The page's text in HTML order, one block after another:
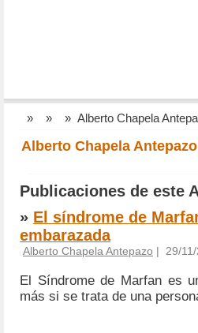
» » » Alberto Chapela
Alberto Chapela Antepazo
Publicaciones de este
» El síndrome de
embarazada
Alberto Chapela Antepazo | 29/11/
El Síndrome de Marfan es
más si se trata de una